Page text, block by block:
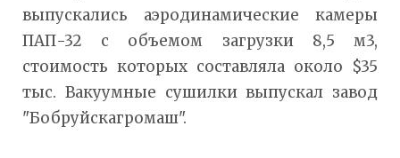
выпускались аэродинамические камеры
ПАП-32 с объемом загрузки 8,5 м3,
стоимость которых составляла около $35
тыс. Вакуумные сушилки выпускал завод
"Бобруйскагромаш".